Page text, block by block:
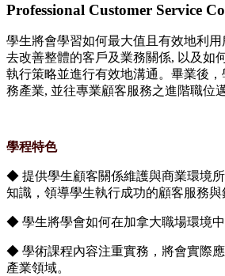
Professional Customer Service
學生將會學習如何最大值且有效地利用
去改善整體的客戶及業務關係, 以及如
執行策略並進行有效地溝通。畢業後
務產業, 並往專業顧客服務之進階職位邁
學程特色
◆ 提供學生顧客關係維護與商業環境
知識，領導學生執行成功的顧客服務與
◆ 學生將學會如何在加拿大職場環境中
◆ 學術課程內容注重實務，將會實際
產業領域。